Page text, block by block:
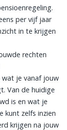
per vijf jaar
in te krijgen
rechten
wat je vanaf jouw
Van de huidige
is en wat je
kunt zelfs inzien
krijgen na jouw